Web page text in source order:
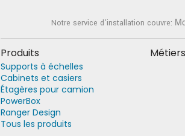
Notre service d'installation couvre:
Produits
Supports à échelles
Cabinets et casiers
Étagères pour camion
PowerBox
Ranger Design
Tous les produits
Métiers